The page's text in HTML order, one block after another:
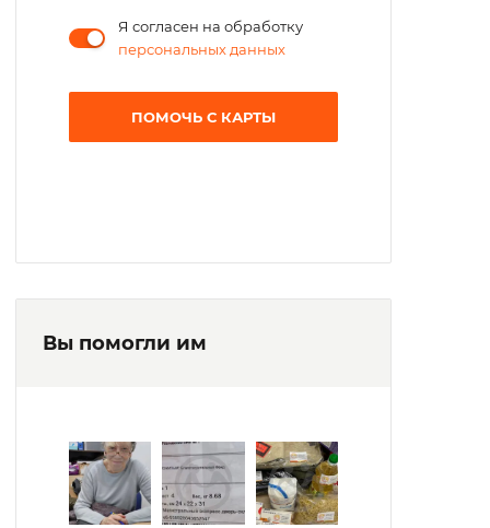
Я согласен на обработку
персональных данных
ПОМОЧЬ С КАРТЫ
Вы помогли им